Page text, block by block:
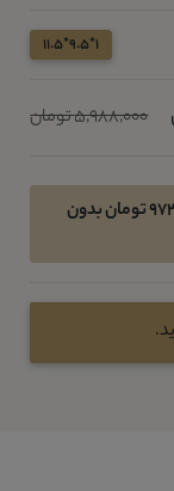
1*9.5*11.5
5,988,000 تومان
امکان خرید اقساطی در 4 قسط ماهیانه 973050 تومان بدون